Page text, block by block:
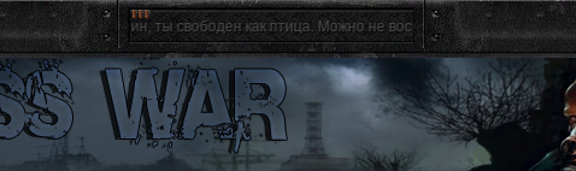
хозяин, ты свободен как птица. Можно не воспринимать Зону всерьез, многие